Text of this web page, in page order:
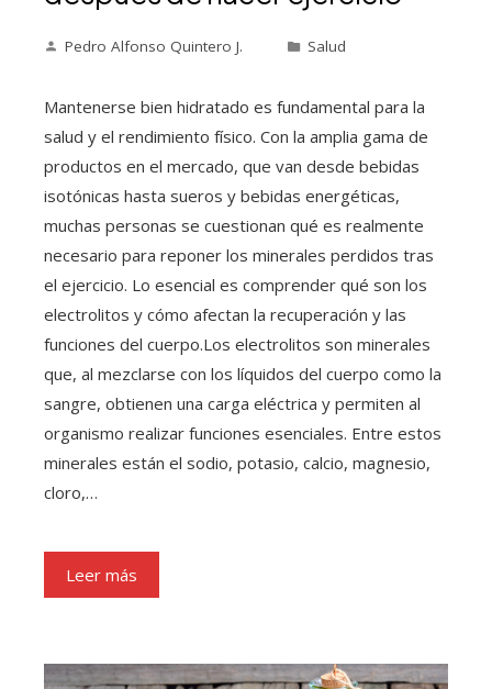
Pedro Alfonso Quintero J. Salud
Mantenerse bien hidratado es fundamental para la
salud y el rendimiento físico. Con la amplia gama de
productos en el mercado, que van desde bebidas
isotónicas hasta sueros y bebidas energéticas,
muchas personas se cuestionan qué es realmente
necesario para reponer los minerales perdidos tras
el ejercicio. Lo esencial es comprender qué son los
electrolitos y cómo afectan la recuperación y las
funciones del cuerpo.Los electrolitos son minerales
que, al mezclarse con los líquidos del cuerpo como la
sangre, obtienen una carga eléctrica y permiten al
organismo realizar funciones esenciales. Entre estos
minerales están el sodio, potasio, calcio, magnesio,
cloro,…
Leer más